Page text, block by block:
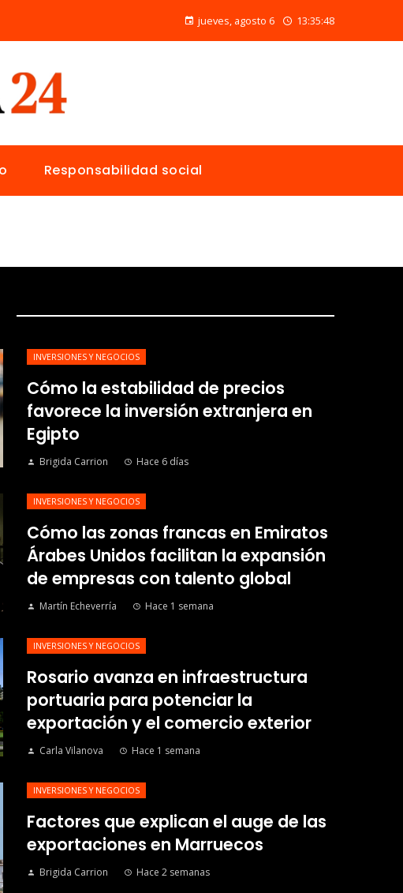
jueves, agosto 6 13:35:49
Responsabilidad social
INVERSIONES Y NEGOCIOS
Cómo la estabilidad de precios
favorece la inversión extranjera en
Egipto
Brigida Carrion Hace 6 días
INVERSIONES Y NEGOCIOS
Cómo las zonas francas en Emiratos
Árabes Unidos facilitan la expansión
de empresas con talento global
Martín Echeverría Hace 1 semana
INVERSIONES Y NEGOCIOS
Rosario avanza en infraestructura
portuaria para potenciar la
exportación y el comercio exterior
Carla Vilanova Hace 1 semana
INVERSIONES Y NEGOCIOS
Factores que explican el auge de las
exportaciones en Marruecos
Brigida Carrion Hace 2 semanas